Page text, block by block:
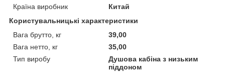
Країна виробник
Китай
Користувальницькі характеристики
Вага брутто, кг
39,00
Вага нетто, кг
35,00
Тип виробу
Душова кабіна з низьким
піддоном